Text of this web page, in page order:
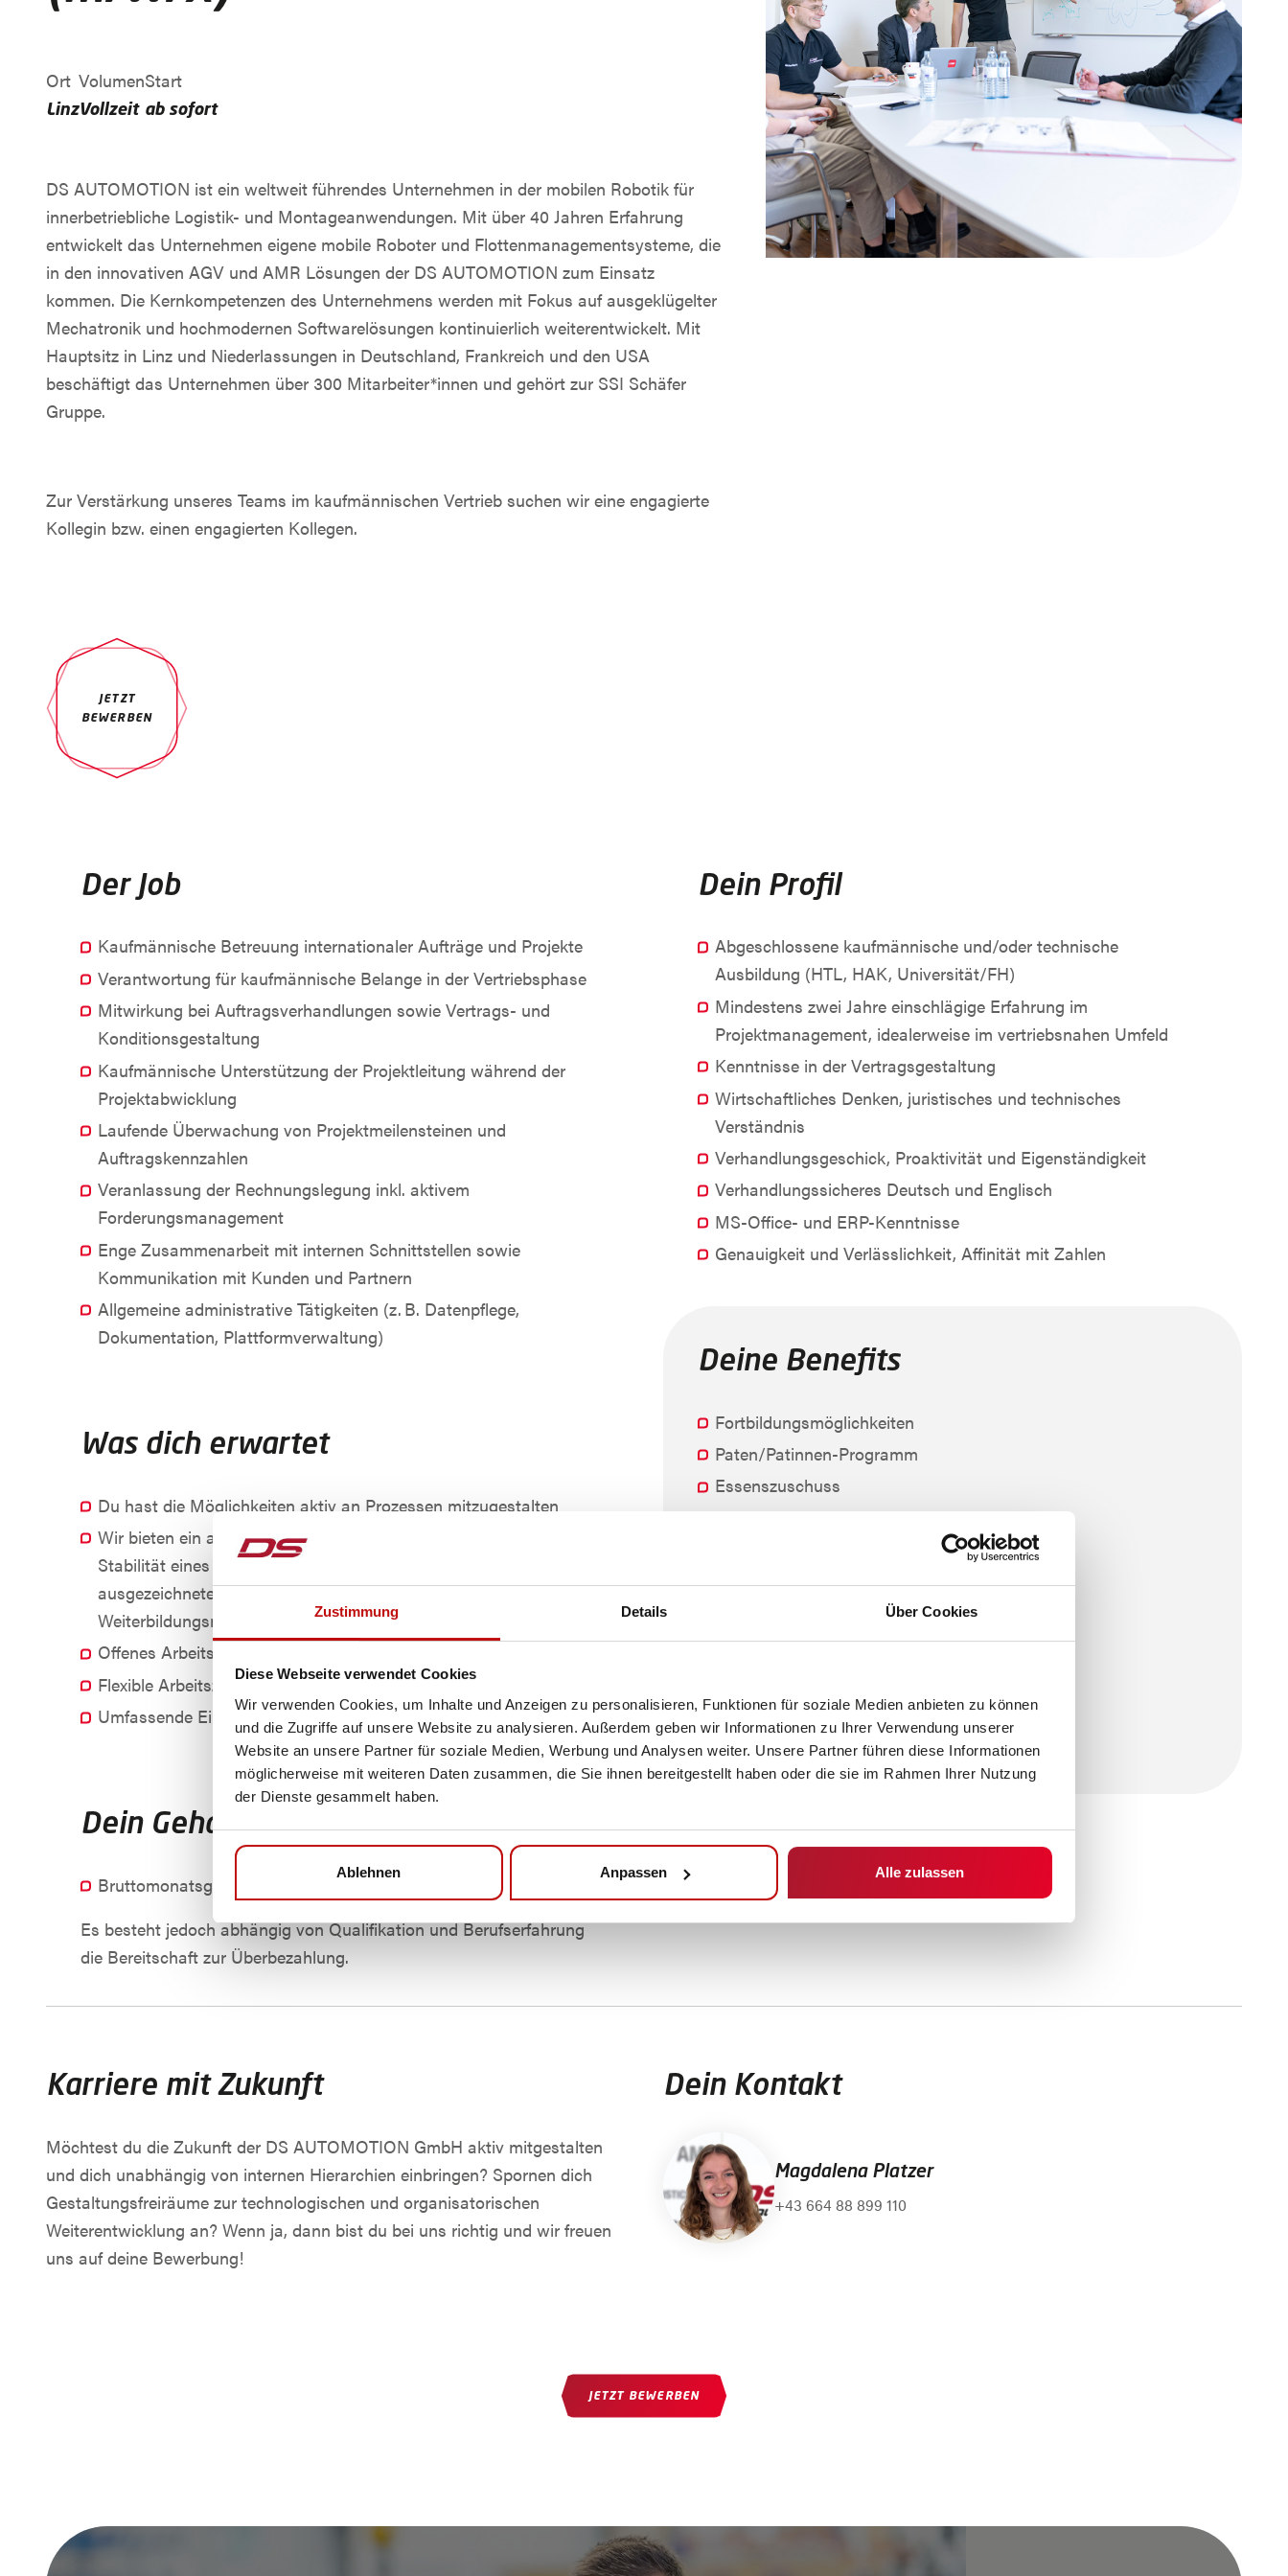
Zustimmung Details Über Cookies
Diese Webseite verwendet Cookies
Wir verwenden Cookies, um Inhalte und Anzeigen zu personalisieren, Funktionen für soziale Medien anbieten zu können
und die Zugriffe auf unsere Website zu analysieren. Außerdem geben wir Informationen zu Ihrer Verwendung unserer
Website an unsere Partner für soziale Medien, Werbung und Analysen weiter. Unsere Partner führen diese Informationen
möglicherweise mit weiteren Daten zusammen, die Sie ihnen bereitgestellt haben oder die sie im Rahmen Ihrer Nutzung
der Dienste gesammelt haben.
Ablehnen Anpassen Alle zulassen
Ort
Linz
Volumen
Vollzeit
Start
ab sofort
DS AUTOMOTION ist ein weltweit führendes Unternehmen in der mobilen Robotik für
innerbetriebliche Logistik- und Montageanwendungen. Mit über 40 Jahren Erfahrung
entwickelt das Unternehmen eigene mobile Roboter und Flottenmanagementsysteme, die
in den innovativen AGV und AMR Lösungen der DS AUTOMOTION zum Einsatz
kommen. Die Kernkompetenzen des Unternehmens werden mit Fokus auf ausgeklügelter
Mechatronik und hochmodernen Softwarelösungen kontinuierlich weiterentwickelt. Mit
Hauptsitz in Linz und Niederlassungen in Deutschland, Frankreich und den USA
beschäftigt das Unternehmen über 300 Mitarbeiter*innen und gehört zur SSI Schäfer
Gruppe.
Zur Verstärkung unseres Teams im kaufmännischen Vertrieb suchen wir eine engagierte
Kollegin bzw. einen engagierten Kollegen.
JETZT
BEWERBEN
Der Job
Kaufmännische Betreuung internationaler Aufträge und Projekte
Verantwortung für kaufmännische Belange in der Vertriebsphase
Mitwirkung bei Auftragsverhandlungen sowie Vertrags- und
Konditionsgestaltung
Kaufmännische Unterstützung der Projektleitung während der
Projektabwicklung
Laufende Überwachung von Projektmeilensteinen und
Auftragskennzahlen
Veranlassung der Rechnungslegung inkl. aktivem
Forderungsmanagement
Enge Zusammenarbeit mit internen Schnittstellen sowie
Kommunikation mit Kunden und Partnern
Allgemeine administrative Tätigkeiten (z. B. Datenpflege,
Dokumentation, Plattformverwaltung)
Was dich erwartet
Du hast die Möglichkeiten aktiv an Prozessen mitzugestalten
Wir bieten ein attraktives Angebot an Sozialleistungen, die
Stabilität eines erfolgreichen Industrieunternehmens sowie
ausgezeichnete fachliche sowie persönliche
Weiterbildungsmöglichkeiten
Offenes Arbeitsklima und positives Arbeitsumfeld
Flexible Arbeitszeitgestaltung
Umfassende Einschulungsphase
Dein Gehalt
Bruttomonatsgehalt von mind. €3.700,--
Es besteht jedoch abhängig von Qualifikation und Berufserfahrung
die Bereitschaft zur Überbezahlung.
Dein Profil
Abgeschlossene kaufmännische und/oder technische
Ausbildung (HTL, HAK, Universität/FH)
Mindestens zwei Jahre einschlägige Erfahrung im
Projektmanagement, idealerweise im vertriebsnahen Umfeld
Kenntnisse in der Vertragsgestaltung
Wirtschaftliches Denken, juristisches und technisches
Verständnis
Verhandlungsgeschick, Proaktivität und Eigenständigkeit
Verhandlungssicheres Deutsch und Englisch
MS-Office- und ERP-Kenntnisse
Genauigkeit und Verlässlichkeit, Affinität mit Zahlen
Deine Benefits
Fortbildungsmöglichkeiten
Paten/Patinnen-Programm
Essenszuschuss
Sportliche Aktivitäten
International tätiges Unternehmen
Firmenparkplatz
Home Office
Betriebliche Altersvorsorge
Karriere mit Zukunft
Möchtest du die Zukunft der DS AUTOMOTION GmbH aktiv mitgestalten
und dich unabhängig von internen Hierarchien einbringen? Spornen dich
Gestaltungsfreiräume zur technologischen und organisatorischen
Weiterentwicklung an? Wenn ja, dann bist du bei uns richtig und wir freuen
uns auf deine Bewerbung!
Dein Kontakt
Magdalena Platzer
+43 664 88 899 110
JETZT BEWERBEN